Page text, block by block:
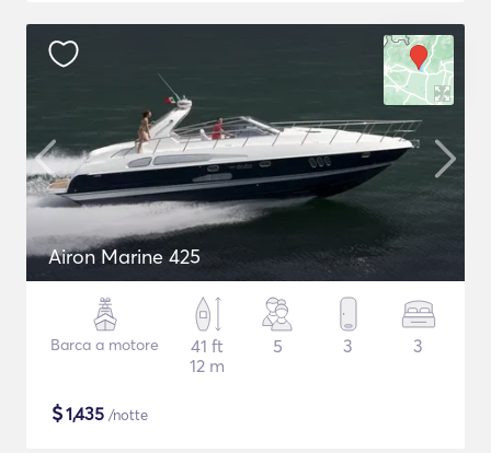
Airon Marine 425
Barca a motore
41 ft
12 m
5 3 3
$1,435 /notte